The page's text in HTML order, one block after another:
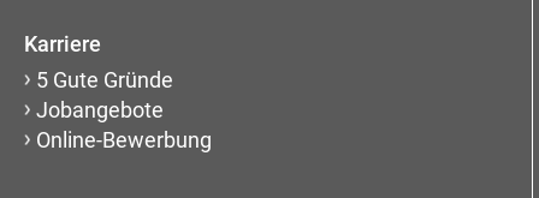
Karriere
5 Gute Gründe
Jobangebote
Online-Bewerbung